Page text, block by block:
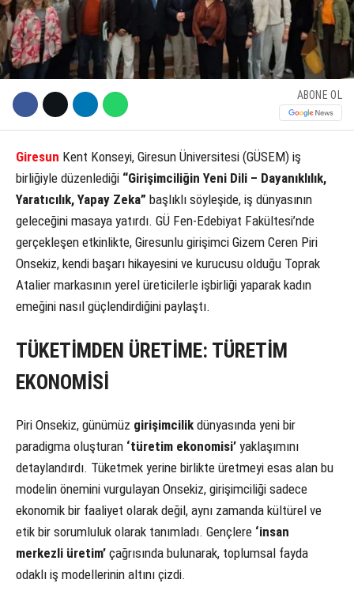
Instagram
Youtube
ABONE OL
Giresun Kent Konseyi, Giresun Üniversitesi (GÜSEM) iş
birliğiyle düzenlediği “Girişimciliğin Yeni Dili – Dayanıklılık,
Yaratıcılık, Yapay Zeka” başlıklı söyleşide, iş dünyasının
geleceğini masaya yatırdı. GÜ Fen-Edebiyat Fakültesi’nde
gerçekleşen etkinlikte, Giresunlu girişimci Gizem Ceren Piri
Onsekiz, kendi başarı hikayesini ve kurucusu olduğu Toprak
Atalier markasının yerel üreticilerle işbirliği yaparak kadın
emeğini nasıl güçlendirdiğini paylaştı.
TÜKETİMDEN ÜRETİME: TÜRETİM
EKONOMİSİ
Piri Onsekiz, günümüz girişimcilik dünyasında yeni bir
paradigma oluşturan ‘türetim ekonomisi’ yaklaşımını
detaylandırdı. Tüketmek yerine birlikte üretmeyi esas alan bu
modelin önemini vurgulayan Onsekiz, girişimciliği sadece
ekonomik bir faaliyet olarak değil, aynı zamanda kültürel ve
etik bir sorumluluk olarak tanımladı. Gençlere ‘insan
merkezli üretim’ çağrısında bulunarak, toplumsal fayda
odaklı iş modellerinin altını çizdi.